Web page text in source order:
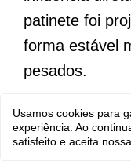
patinete foi
forma estável
pesados.
Usamos cookies para
experiência. Ao
satisfeito e aceita nossa